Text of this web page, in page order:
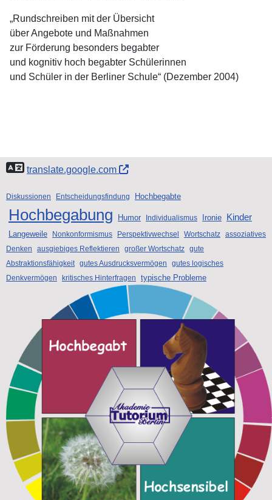
„Rundschreiben mit der Übersicht
über Angebote und Maßnahmen
zur Förderung besonders begabter
und kognitiv hoch begabter Schülerinnen
und Schüler in der Berliner Schule“ (Dezember 2004)
translate.google.com
Diskussionen Entscheidungsfindung Hochbegabte
Hochbegabung Humor Individualismus Ironie Kinder
Langeweile Nonkonformismus Perspektivwechsel Wortschatz assoziatives
Denken
ausgiebiges Reflektieren großer Wortschatz gute
Abstraktionsfähigkeit gutes Ausdrucksvermögen
gutes logisches
Denkvermögen
kritisches Hinterfragen typische Probleme